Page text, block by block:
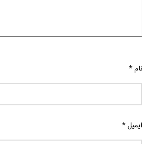
نام*
ایمیل*